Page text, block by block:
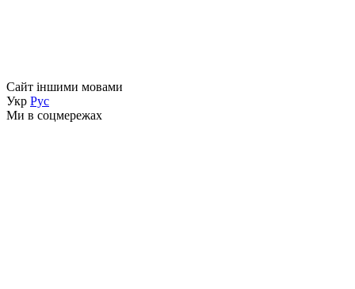
Сайт іншими мовами
Укр Рус
Ми в соцмережах